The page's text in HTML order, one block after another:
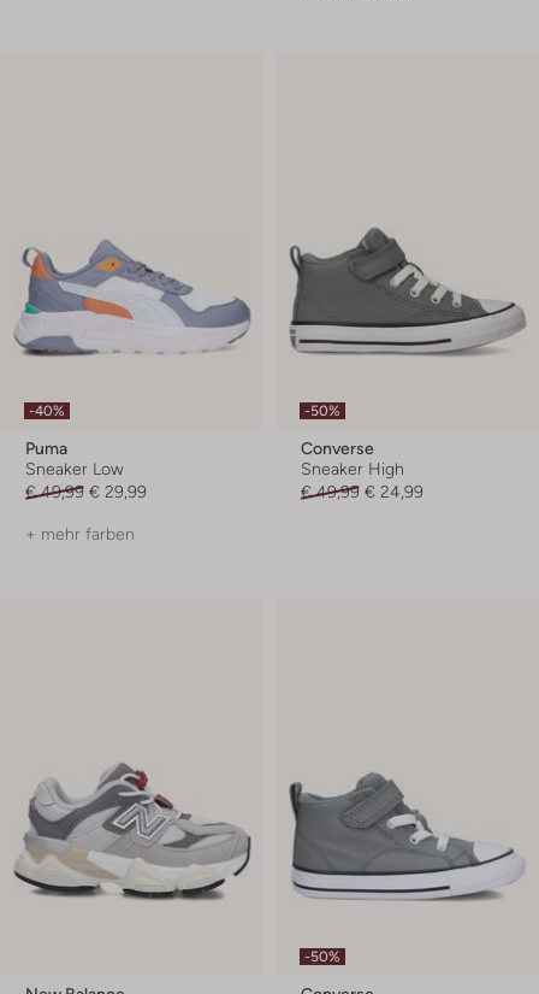
-40%
Puma
Sneaker Low
€ 49,99 € 29,99
+ mehr farben
-50%
Converse
Sneaker High
€ 49,99 € 24,99
-50%